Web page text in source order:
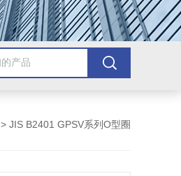
> JIS B2401 GPSV系列O型圈